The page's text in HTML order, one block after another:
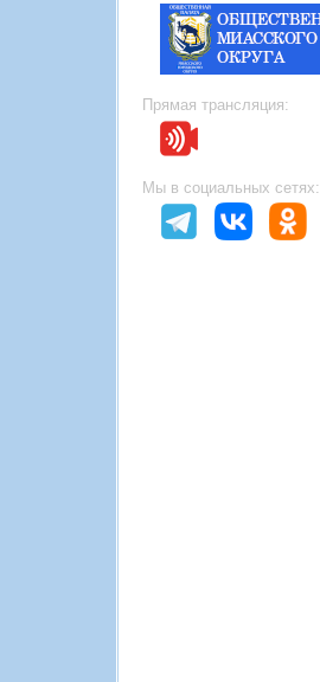
Прямая трансляция:
Мы в социальных сетях: